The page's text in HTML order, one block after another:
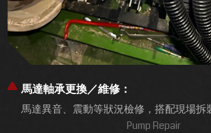
馬達軸承更換／維修：
馬達異音、震動等狀況檢修，搭配現場拆
Pump Repair